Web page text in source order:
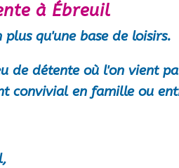
à Ébreuil
plus qu'une base de loisirs.
de détente où l'on vient
convivial en famille ou
,